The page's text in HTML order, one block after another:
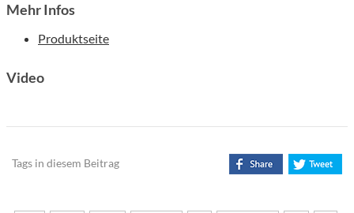
Mehr Infos
Produktseite
Video
Tags in diesem Beitrag